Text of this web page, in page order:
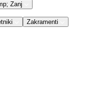
Zanj
Zakramenti